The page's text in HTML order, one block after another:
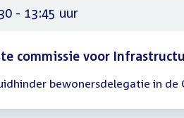
- 13:45 uur
commissie voor
bewonersdelegatie in de